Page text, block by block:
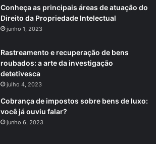
Conheça as principais áreas de atuação do
Direito da Propriedade Intelectual
junho 1, 2023
Rastreamento e recuperação de bens
roubados: a arte da investigação
detetivesca
julho 4, 2023
Cobrança de impostos sobre bens de luxo:
você já ouviu falar?
junho 6, 2023